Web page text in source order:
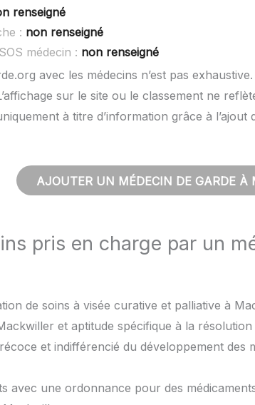
renseigné
: non renseigné
médecin : non renseigné
avec les médecins n’est pas
sur le site ou le classement ne
à titre d’information grâce à
AJOUTER UN MÉDECIN DE GARDE À
pris en charge par un
de soins à visée curative et palliative à
et aptitude spécifique à la résolution
et indifférencié du développement
avec une ordonnance pour des